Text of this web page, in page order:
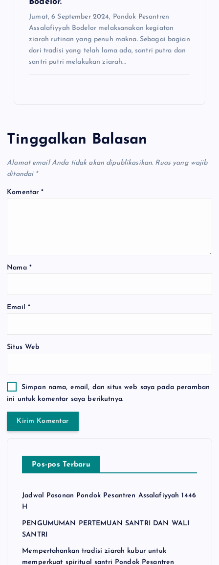
Jumat, 6 September 2024, Pondok Pesantren
Assalafiyyah Bodelor melaksanakan kegiatan
ziarah rutinan yang penuh makna. Sebagai bagian
dari tradisi yang telah lama ada, santri putra dan
santri putri melakukan ziarah…
Tinggalkan Balasan
Alamat email Anda tidak akan dipublikasikan. Ruas yang wajib
ditandai *
Komentar*
Nama *
Email *
Situs Web
Simpan nama, email, dan situs web saya pada peramban
ini untuk komentar saya berikutnya.
Pos-pos Terbaru
Jadwal Posonan Pondok Pesantren Assalafiyyah 1446
H
PENGUMUMAN PERTEMUAN SANTRI DAN WALI
SANTRI
Mempertahankan tradisi ziarah kubur untuk
memperkuat spiritual santri Pondok Pesantren